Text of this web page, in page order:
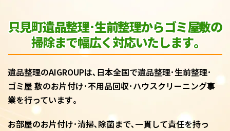
只見町遺品整理･生前整理からゴミ屋敷の
掃除まで幅広く対応いたします｡
遺品整理のAIGROUPは､日本全国で遺品整理･生前整理･
ゴミ屋 敷のお片付け･不用品回収･ハウスクリーニング事
業を行っています｡
お部屋のお片付け･清掃､除菌まで､一貫して責任を持っ